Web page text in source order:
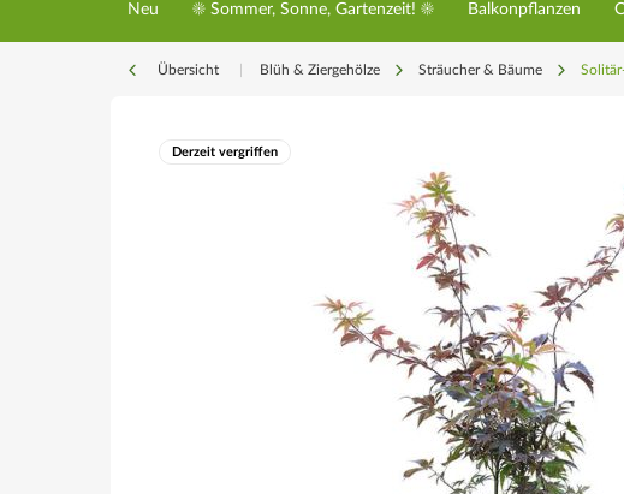
Neu ☀️ Sommer, Sonne, Gartenzeit! ☀️ Balkonpflanzen
Übersicht Blüh & Ziergehölze Sträucher & Bäume
Derzeit vergriffen